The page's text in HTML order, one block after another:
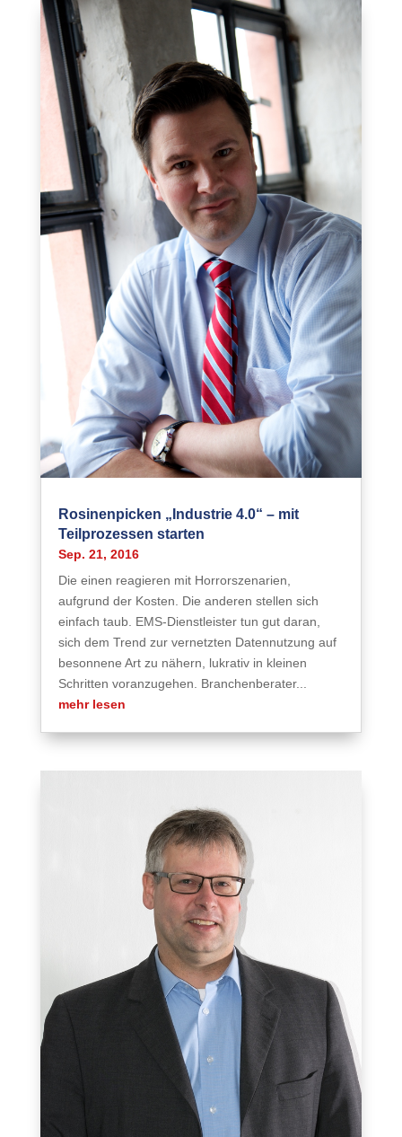
Rosinenpicken „Industrie 4.0“ – mit
Teilprozessen starten
Sep. 21, 2016
Die einen reagieren mit Horrorszenarien,
aufgrund der Kosten. Die anderen stellen sich
einfach taub. EMS-Dienstleister tun gut daran,
sich dem Trend zur vernetzten Datennutzung auf
besonnene Art zu nähern, lukrativ in kleinen
Schritten voranzugehen. Branchenberater...
mehr lesen